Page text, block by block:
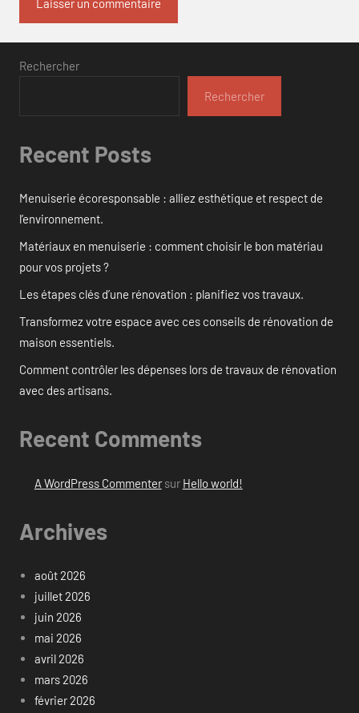
Rechercher
Rechercher
Recent Posts
Menuiserie écoresponsable : alliez esthétique et respect de
l’environnement.
Matériaux en menuiserie : comment choisir le bon matériau
pour vos projets ?
Les étapes clés d’une rénovation : planifiez vos travaux.
Transformez votre espace avec ces conseils de rénovation de
maison essentiels.
Comment contrôler les dépenses lors de travaux de rénovation
avec des artisans.
Recent Comments
A WordPress Commentersur Hello world!
Archives
août 2026
juillet 2026
juin 2026
mai 2026
avril 2026
mars 2026
février 2026